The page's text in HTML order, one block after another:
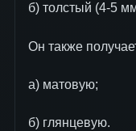
б) толстый (4-5
Он также
а) матовую;
б) глянцевую.